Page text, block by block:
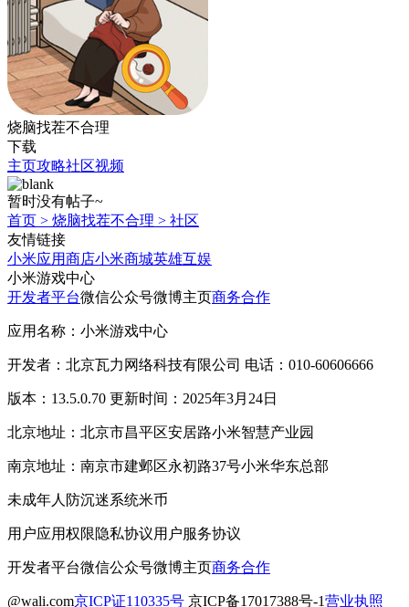
烧脑找茬不合理
下载
主页攻略社区视频
暂时没有帖子~
首页 > 烧脑找茬不合理 > 社区
友情链接
小米应用商店小米商城英雄互娱
小米游戏中心
开发者平台微信公众号微博主页商务合作
应用名称：小米游戏中心
开发者：北京瓦力网络科技有限公司 电话：010-60606666
版本：13.5.0.70 更新时间：2025年3月24日
北京地址：北京市昌平区安居路小米智慧产业园
南京地址：南京市建邺区永初路37号小米华东总部
未成年人防沉迷系统米币
用户应用权限隐私协议用户服务协议
开发者平台微信公众号微博主页商务合作
@wali.com京ICP证110335号 京ICP备17017388号-1营业执照